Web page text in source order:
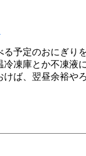
る予定のおにぎり
冷凍庫とか不凍液
けば、翌昼余裕や